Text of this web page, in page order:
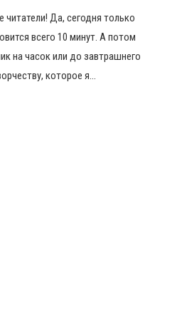
Да, сегодня только
всего 10 минут. А потом
на часок или до завтрашнего
которое я...